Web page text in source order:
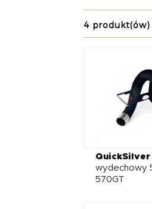
Proponujemy
klapami, które
McLaren 540C
bezpośrednią
przejechanego
4 produkt(ów)
QuickSilver
wydechowy
570GT